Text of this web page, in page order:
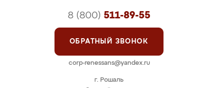
г. Рошаль
8 (800) 511-89-55
ОБРАТНЫЙ ЗВОНОК
corp-renessans@yandex.ru